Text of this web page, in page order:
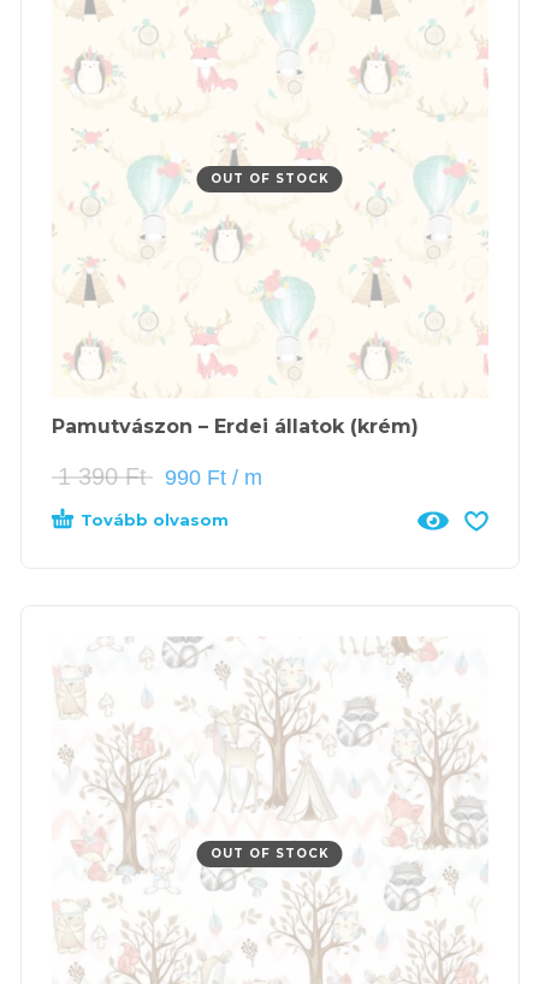
OUT OF STOCK
Pamutvászon – Erdei állatok (krém)
1 390Ft 990 Ft / m
Tovább olvasom
OUT OF STOCK